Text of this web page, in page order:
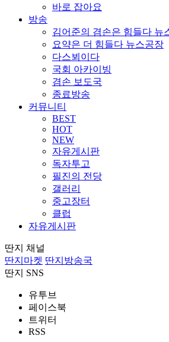
바로 잡아요
방송
김어준의 겸손은 힘들다 뉴
요약은 더 힘들다 뉴스공장
다스뵈이다
국회 아카이빙
겸손 보도국
종료방송
커뮤니티
BEST
HOT
NEW
자유게시판
독자투고
필진의 전당
갤러리
중고장터
클럽
자유게시판
딴지 채널
딴지마켓 딴지방송국
딴지 SNS
유투브
페이스북
트위터
RSS